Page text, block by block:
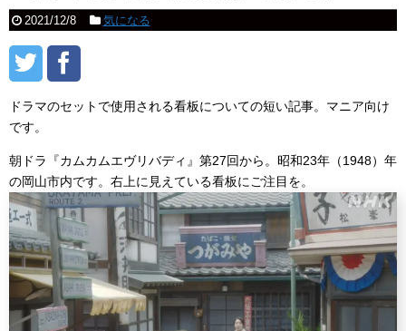
2021/12/8 気になる
ドラマのセットで使用される看板についての短い記事。マニア向け
です。
朝ドラ『カムカムエヴリバディ』第27回から。昭和23年（1948）年
の岡山市内です。右上に見えている看板にご注目を。